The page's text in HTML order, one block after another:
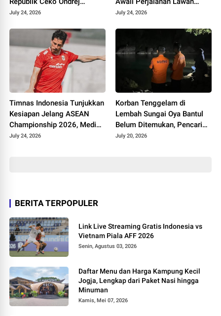
Rudzan untuk Hadapi Super
July 24, 2026
Kamboja
July 24, 2026
Timnas Indonesia Tunjukkan
Kesiapan Jelang ASEAN
Championship 2026, Media
Vietnam Minta Timnya
July 24, 2026
Korban Tenggelam di
Lembah Sungai Oya Bantul
Belum Ditemukan, Pencarian
Dilanjutkan Selasa
July 20, 2026
BERITA TERPOPULER
Link Live Streaming Gratis Indonesia vs
Vietnam Piala AFF 2026
Senin, Agustus 03, 2026
Daftar Menu dan Harga Kampung Kecil
Jogja, Lengkap dari Paket Nasi hingga
Minuman
Kamis, Mei 07, 2026